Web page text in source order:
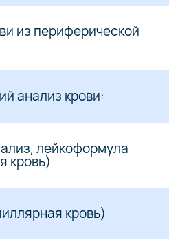
из периферической
анализ крови:
лейкоформула
кровь)
кровь)